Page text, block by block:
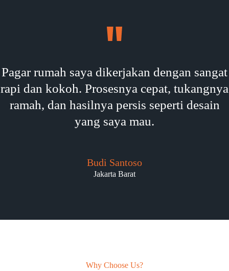
Pagar rumah saya dikerjakan dengan sangat
rapi dan kokoh. Prosesnya cepat, tukangnya
ramah, dan hasilnya persis seperti desain
yang saya mau.
Budi Santoso
Jakarta Barat
Why Choose Us?